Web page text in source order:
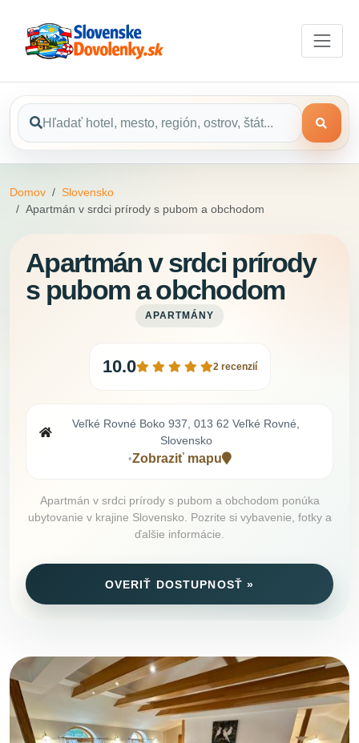
Domov
Slovensko
Apartmán v srdci prírody s pubom a obchodom
Apartmán v srdci prírody
s pubom a obchodom
APARTMÁNY
10.0 2 recenzií
Veľké Rovné Boko 937, 013 62 Veľké Rovné,
Slovensko
•Zobraziť mapu
Apartmán v srdci prírody s pubom a obchodom ponúka
ubytovanie v krajine Slovensko. Pozrite si vybavenie, fotky a
ďalšie informácie.
OVERIŤ DOSTUPNOSŤ »